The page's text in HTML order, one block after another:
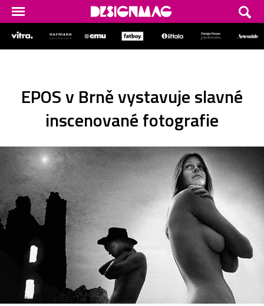
EPOS v Brně vystavuje slavné
inscenované fotografie